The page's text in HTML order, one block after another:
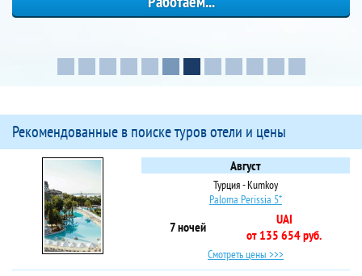
Рекомендованные в поиске туров отели и цены
Август
Турция - Kumkoy
Paloma Perissia 5*
7 ночей
UAI
от 135 654 руб.
Смотреть цены >>>